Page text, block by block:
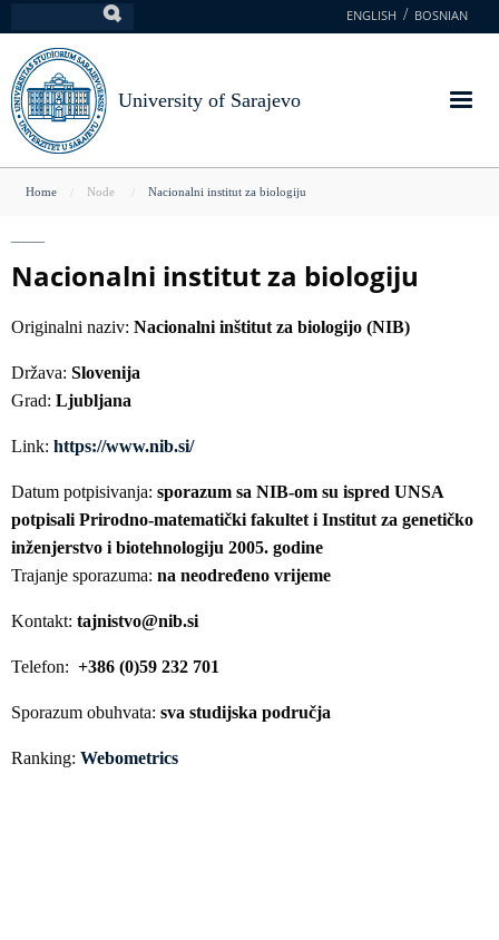
to
main
content
ENGLISH BOSNIAN
University of Sarajevo
You
here
Home Node Nacionalni institut za biologiju
Nacionalni institut za biologiju
Originalni naziv: Nacionalni inštitut za biologijo (NIB)
Država: Slovenija
Grad: Ljubljana
Link: https://www.nib.si/
Datum potpisivanja: sporazum sa NIB-om su ispred UNSA
potpisali Prirodno-matematički fakultet i Institut za genetičko
inženjerstvo i biotehnologiju 2005. godine
Trajanje sporazuma: na neodređeno vrijeme
Kontakt: tajnistvo@nib.si
Telefon: +386 (0)59 232 701
Sporazum obuhvata: sva studijska područja
Ranking: Webometrics